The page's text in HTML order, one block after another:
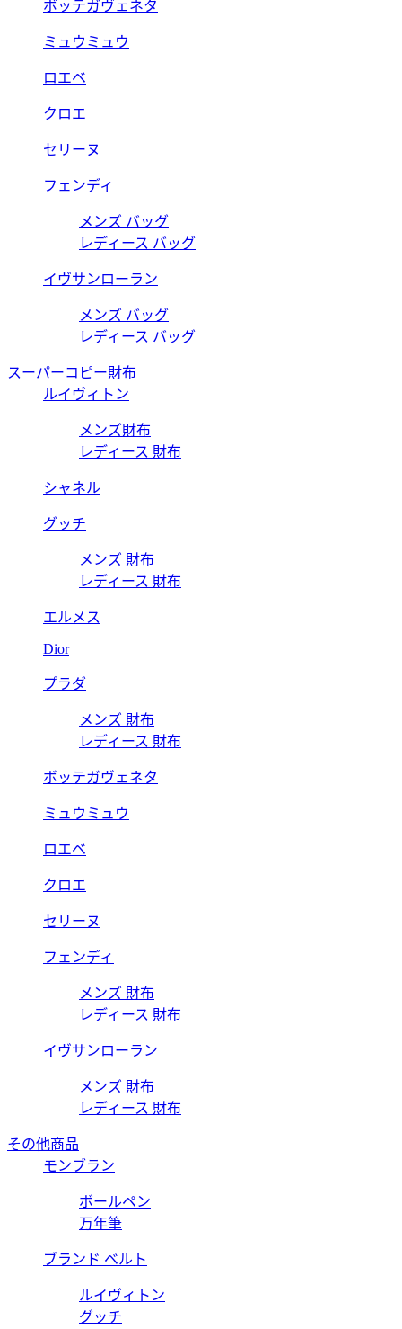
ボッテガヴェネタ
ミュウミュウ
ロエベ
クロエ
セリーヌ
フェンディ
メンズ バッグ
レディース バッグ
イヴサンローラン
メンズ バッグ
レディース バッグ
スーパーコピー財布
ルイヴィトン
メンズ財布
レディース 財布
シャネル
グッチ
メンズ 財布
レディース 財布
エルメス
Dior
プラダ
メンズ 財布
レディース 財布
ボッテガヴェネタ
ミュウミュウ
ロエベ
クロエ
セリーヌ
フェンディ
メンズ 財布
レディース 財布
イヴサンローラン
メンズ 財布
レディース 財布
その他商品
モンブラン
ボールペン
万年筆
ブランド ベルト
ルイヴィトン
グッチ